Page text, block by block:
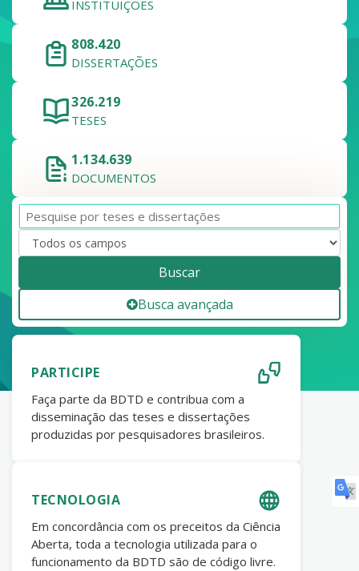
INSTITUIÇÕES
808.420
DISSERTAÇÕES
326.219
TESES
1.134.639
DOCUMENTOS
Buscar
Busca avançada
PARTICIPE
Faça parte da BDTD e contribua com a
disseminação das teses e dissertações
produzidas por pesquisadores brasileiros.
TECNOLOGIA
Em concordância com os preceitos da Ciência
Aberta, toda a tecnologia utilizada para o
funcionamento da BDTD são de código livre.